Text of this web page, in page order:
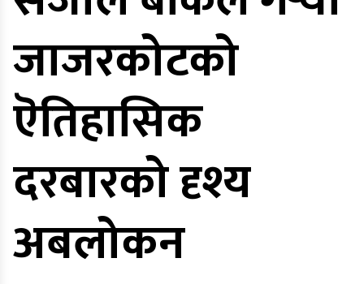
जाजरकोटको
ऎतिहासिक
दरबारको दृश्य
अबलोकन